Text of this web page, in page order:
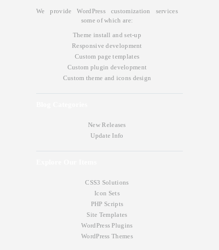
We provide WordPress customization services
some of which are:
Theme install and set-up
Responsive development
Custom page templates
Custom plugin development
Custom theme and icons design
New Releases
Update Info
CSS3 Solutions
Icon Sets
PHP Scripts
Site Templates
WordPress Plugins
WordPress Themes